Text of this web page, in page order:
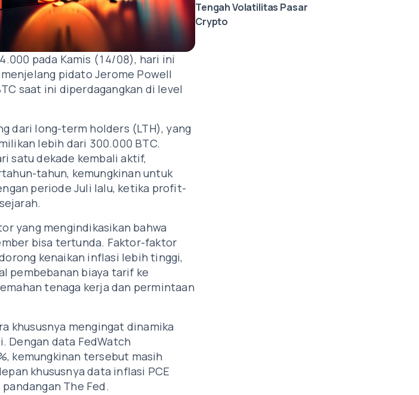
pada Kamis (14/08), hari ini
pidato Jerome Powell
saat ini diperdagangkan di level
dari long-term holders (LTH), yang
lebih dari 300.000 BTC.
satu dekade kembali aktif,
tahun, kemungkinan untuk
periode Juli lalu, ketika profit-
yang mengindikasikan bahwa
bisa tertunda. Faktor-faktor
kenaikan inflasi lebih tinggi,
pembebanan biaya tarif ke
tenaga kerja dan permintaan
khususnya mengingat dinamika
Dengan data FedWatch
kemungkinan tersebut masih
khususnya data inflasi PCE
The Fed.
Tengah Volatilitas Pasar
Crypto